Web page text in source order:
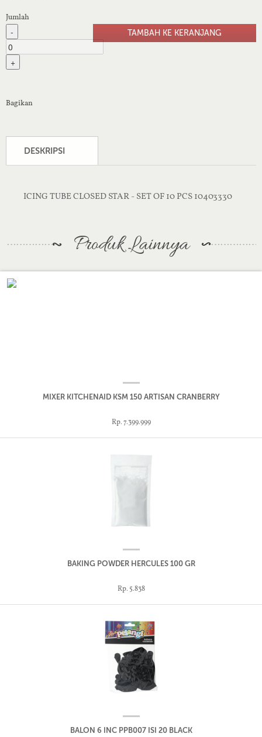
Jumlah
-
+
Bagikan
DESKRIPSI
ICING TUBE CLOSED STAR - SET OF 10 PCS 10403330
Produk Lainnya
MIXER KITCHENAID KSM 150 ARTISAN CRANBERRY
Rp. 7.399.999
BAKING POWDER HERCULES 100 GR
Rp. 5.838
BALON 6 INC PPB007 ISI 20 BLACK